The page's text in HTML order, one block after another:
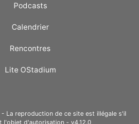
Podcasts
Calendrier
Rencontres
Lite OStadium
La reproduction de ce site est illégale s'il
l'objet d'autorisation - v4.12.0